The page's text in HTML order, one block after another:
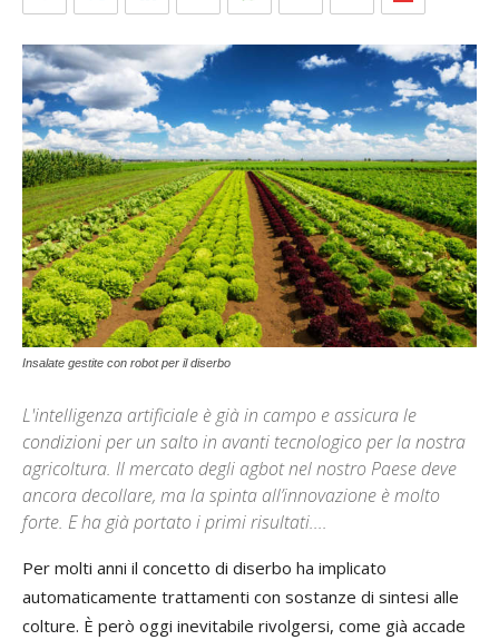
Insalate gestite con robot per il diserbo
L'intelligenza artificiale è già in campo e assicura le
condizioni per un salto in avanti tecnologico per la nostra
agricoltura. Il mercato degli agbot nel nostro Paese deve
ancora decollare, ma la spinta all’innovazione è molto
forte. E ha già portato i primi risultati....
Per molti anni il concetto di diserbo ha implicato
automaticamente trattamenti con sostanze di sintesi alle
colture. È però oggi inevitabile rivolgersi, come già accade